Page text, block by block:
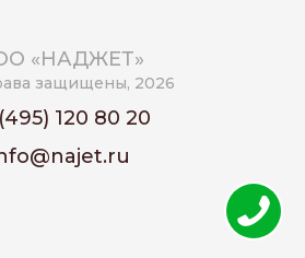
«НАДЖЕТ»
защищены, 2026
120 80 20